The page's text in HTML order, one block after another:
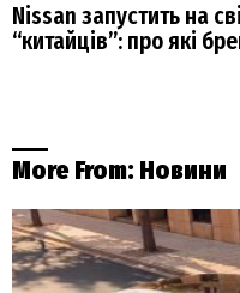
Nissan запустить на
“китайців”: про які
More From: Новини